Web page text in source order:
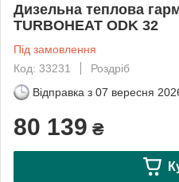
Дизельна теплова
TURBOHEAT ODK 32
Під замовлення
Код: 33231
Роздріб
Відправка з 07 вересня
80 139 ₴